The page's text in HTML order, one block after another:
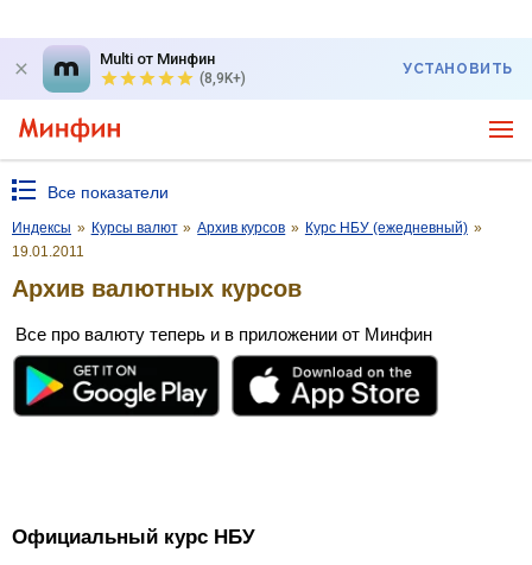
Multi от Минфин
(8,9K+)
УСТАНОВИТЬ
Все показатели
Индексы » Курсы валют » Архив курсов » Курс НБУ (ежедневный) »
19.01.2011
Архив валютных курсов
Все про валюту теперь и в приложении от Минфин
Официальный курс НБУ